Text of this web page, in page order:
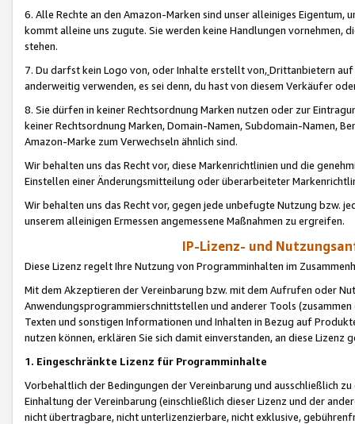
6. Alle Rechte an den Amazon-Marken sind unser alleiniges
kommt alleine uns zugute. Sie werden keine Handlungen vornehmen,
stehen.
7. Du darfst kein Logo von, oder Inhalte erstellt von,Drittanbietern auf
anderweitig verwenden, es sei denn, du hast von diesem Verkäufer
8. Sie dürfen in keiner Rechtsordnung Marken nutzen oder zur
keiner Rechtsordnung Marken, Domain-Namen, Subdomain-Namen,
Amazon-Marke zum Verwechseln ähnlich sind.
Wir behalten uns das Recht vor, diese Markenrichtlinien und die
Einstellen einer Änderungsmitteilung oder überarbeiteter
Wir behalten uns das Recht vor, gegen jede unbefugte Nutzung bzw.
unserem alleinigen Ermessen angemessene Maßnahmen zu ergreifen.
IP-Lizenz- und
Diese Lizenz regelt Ihre Nutzung von Programminhalten im
Mit dem Akzeptieren der Vereinbarung bzw. mit dem Aufrufen oder
Anwendungsprogrammierschnittstellen und anderer Tools (zusammen
Texten und sonstigen Informationen und Inhalten in Bezug auf
nutzen können, erklären Sie sich damit einverstanden, an diese Lizenz
1. Eingeschränkte Lizenz für Programminhalte
Vorbehaltlich der Bedingungen der Vereinbarung und ausschließlich
Einhaltung der Vereinbarung (einschließlich dieser Lizenz und der
nicht übertragbare, nicht unterlizenzierbare, nicht exklusive,